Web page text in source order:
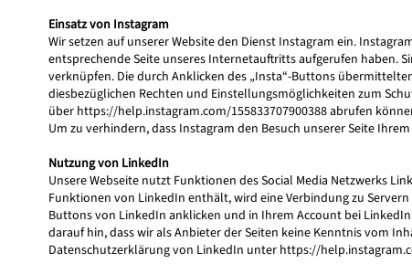
Einsatz von Instagram
Wir setzen auf unserer Website den Dienst Instagram ein.
entsprechende Seite unseres Internetauftritts aufgerufen haben.
verknüpfen. Die durch Anklicken des „Insta“-Buttons
diesbezüglichen Rechten und Einstellungsmöglichkeiten zum
über https://help.instagram.com/155833707900388abrufen
Um zu verhindern, dass Instagram den Besuch unserer Seite
Nutzung von LinkedIn
Unsere Webseite nutzt Funktionen des Social Media Netzwerks
Funktionen von LinkedIn enthält, wird eine Verbindung zu
Buttons von LinkedIn anklicken und in Ihrem Account bei
darauf hin, dass wir als Anbieter der Seiten keine Kenntnis vom
Datenschutzerklärung von LinkedIn unter https://